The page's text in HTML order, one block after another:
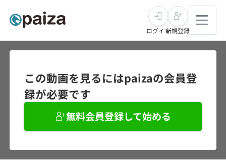
求人検索
インタビュー
転職成功ガイド
未経験転職
インタビュー
学習
ログイン新規登録
この動画を見るにはpaizaの会員登
録が必要です
無料会員登録して始める